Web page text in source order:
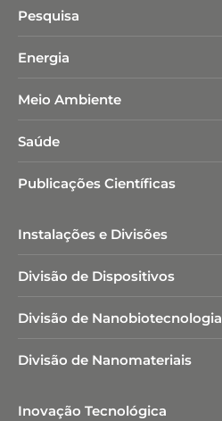
Pesquisa
Energia
Meio Ambiente
Saúde
Publicações Científicas
Instalações e Divisões
Divisão de Dispositivos
Divisão de Nanobiotecnologia​
Divisão de Nanomateriais
Inovação Tecnológica